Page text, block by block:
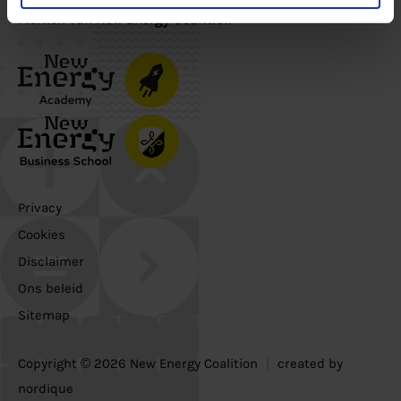
Merken van New Energy Coalition
Copyright © 2026 New Energy Coalition
created by
nordique
Privacy
Cookies
Disclaimer
Ons beleid
Sitemap